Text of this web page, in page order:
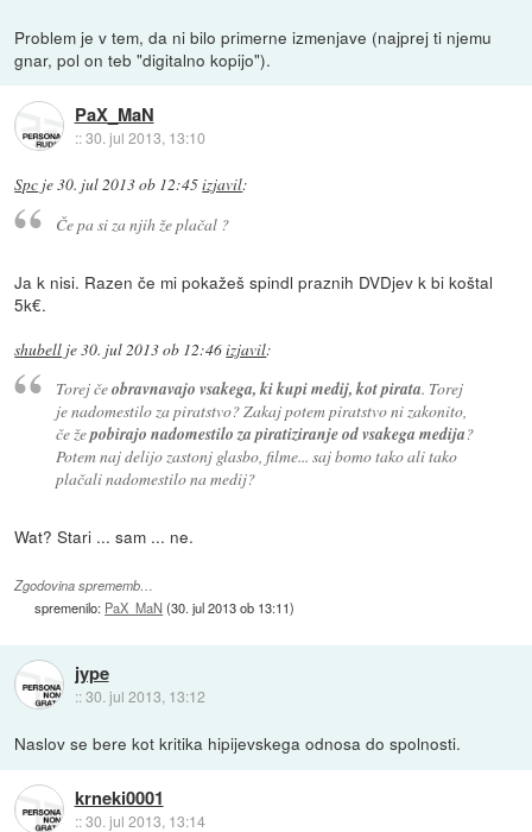
Problem je v tem, da ni bilo primerne izmenjave (najprej ti njemu
gnar, pol on teb "digitalno kopijo").
PaX_MaN
::30. jul 2013, 13:10
Spc je30. jul 2013 ob 12:45izjavil:
Če pa si za njih že plačal ?
Ja k nisi. Razen če mi pokažeš spindl praznih DVDjev k bi koštal
5k€.
shubell je30. jul 2013 ob 12:46izjavil:
Torej čeobravnavajo vsakega, ki kupi medij, kot pirata. Torej
je nadomestilo za piratstvo? Zakaj potem piratstvo ni zakonito,
če žepobirajo nadomestilo za piratiziranje od vsakega medija?
Potem naj delijo zastonj glasbo, filme... saj bomo tako ali tako
plačali nadomestilo na medij?
Wat? Stari ... sam ... ne.
Zgodovina sprememb…
spremenilo: PaX_MaN(30. jul 2013 ob 13:11)
jype
::30. jul 2013, 13:12
Naslov se bere kot kritika hipijevskega odnosa do spolnosti.
krneki0001
::30. jul 2013, 13:14